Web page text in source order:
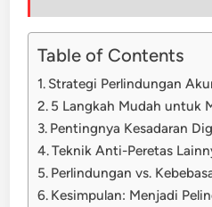
Table of Contents
Strategi Perlindungan
5 Langkah Mudah untuk
Pentingnya Kesadaran
Teknik Anti-Peretas
Perlindungan vs.
Kesimpulan: Menjadi